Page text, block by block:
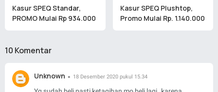
Kasur SPEQ Standar,
PROMO Mulai Rp 934.000
Kasur SPEQ Plushtop,
Promo Mulai Rp. 1.140.000
10 Komentar
Unknown 18 Desember 2020 pukul 15.34